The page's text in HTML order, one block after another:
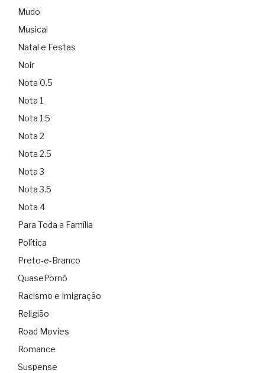
Mudo
Musical
Natal e Festas
Noir
Nota 0.5
Nota 1
Nota 1.5
Nota 2
Nota 2.5
Nota 3
Nota 3.5
Nota 4
Para Toda a Família
Política
Preto-e-Branco
QuasePornô
Racismo e Imigração
Religião
Road Movies
Romance
Suspense